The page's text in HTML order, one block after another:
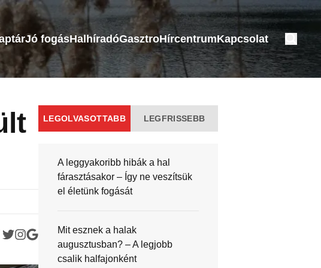
Jó fogásHalhíradóGasztroHírcentrumKapcsolat
LEGOLVASOTTABB LEGFRISSEBB
A leggyakoribb hibák a hal
fárasztásakor – Így ne veszítsük
el életünk fogását
Mit esznek a halak
augusztusban? – A legjobb
csalik halfajonként